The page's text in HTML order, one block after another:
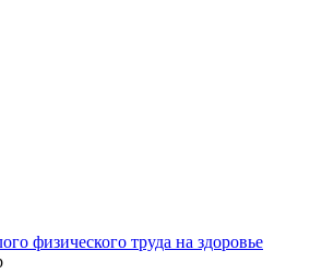
физического труда на здоровье